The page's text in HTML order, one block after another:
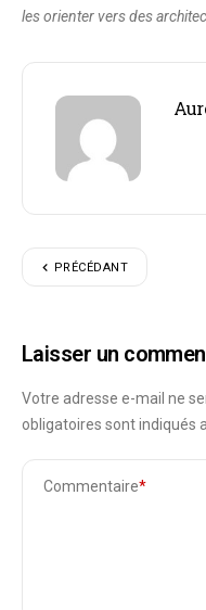
les orienter vers des
PRÉCÉDANT
Laisser un
Votre adresse e-mail ne
obligatoires sont indiqués
Commentaire*